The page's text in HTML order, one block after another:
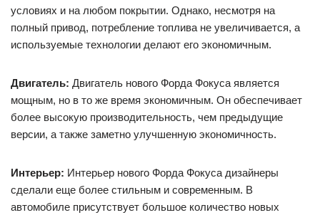
условиях и на любом покрытии. Однако, несмотря на
полный привод, потребление топлива не увеличивается, а
используемые технологии делают его экономичным.
Двигатель: Двигатель нового Форда Фокуса является
мощным, но в то же время экономичным. Он обеспечивает
более высокую производительность, чем предыдущие
версии, а также заметно улучшенную экономичность.
Интерьер: Интерьер нового Форда Фокуса дизайнеры
сделали еще более стильным и современным. В
автомобиле присутствует большое количество новых